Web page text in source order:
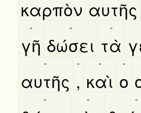
καρπὸν αυτῆς
γῆ
-
δώσει
-
τὰ
-
αυτῆς
-
,
-
καὶ
-
ο
-
- - -